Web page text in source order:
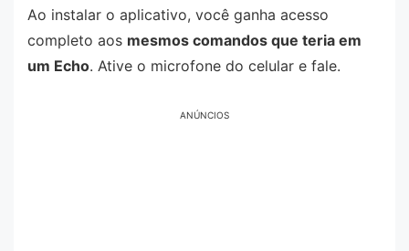
Ao instalar o aplicativo, você ganha acesso
completo aos mesmos comandos que teria em
um Echo. Ative o microfone do celular e fale.
ANÚNCIOS